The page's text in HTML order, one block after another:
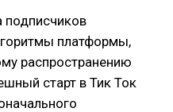
подписчиков
платформы,
распространению
старт в Тик Ток